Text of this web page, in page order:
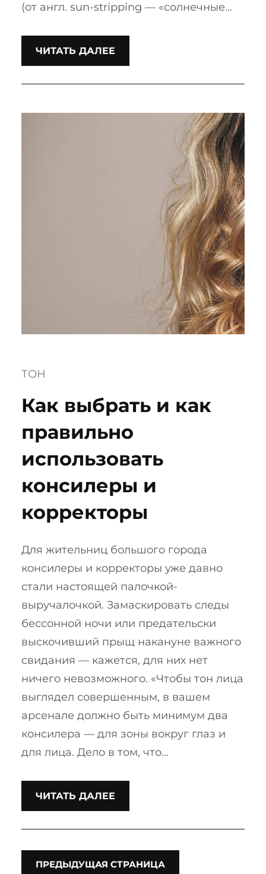
(от англ. sun-stripping — «солнечные…
ЧИТАТЬ ДАЛЕЕ
ТОН
Как выбрать и как
правильно
использовать
консилеры и
корректоры
Для жительниц большого города
консилеры и корректоры уже давно
стали настоящей палочкой-
выручалочкой. Замаскировать следы
бессонной ночи или предательски
выскочивший прыщ накануне важного
свидания — кажется, для них нет
ничего невозможного. «Чтобы тон лица
выглядел совершенным, в вашем
арсенале должно быть минимум два
консилера — для зоны вокруг глаз и
для лица. Дело в том, что…
ЧИТАТЬ ДАЛЕЕ
ПРЕДЫДУЩАЯ СТРАНИЦА